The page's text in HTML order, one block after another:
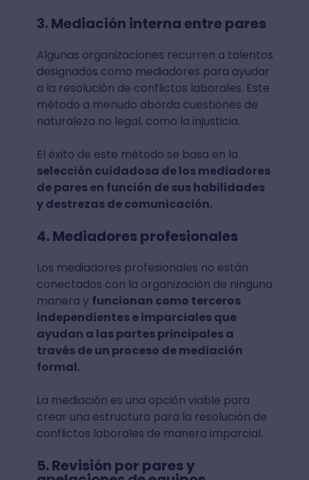
3. Mediación interna entre pares
Algunas organizaciones recurren a talentos
designados como mediadores para ayudar
a la resolución de conflictos laborales. Este
método a menudo aborda cuestiones de
naturaleza no legal, como la injusticia.
El éxito de este método se basa en la
selección cuidadosa de los mediadores
de pares en función de sus habilidades
y destrezas de comunicación.
4. Mediadores profesionales
Los mediadores profesionales no están
conectados con la organización de ninguna
manera y funcionan como terceros
independientes e imparciales que
ayudan a las partes principales a
través de un proceso de mediación
formal.
La mediación es una opción viable para
crear una estructura para la resolución de
conflictos laborales de manera imparcial.
5. Revisión por pares y